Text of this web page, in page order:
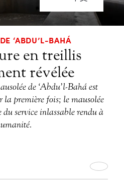
‘ABDU’L-BAHÁ
en treillis
révélée
de ‘Abdu’l-Bahá est
première fois ; le mausolée
du service inlassable rendu à